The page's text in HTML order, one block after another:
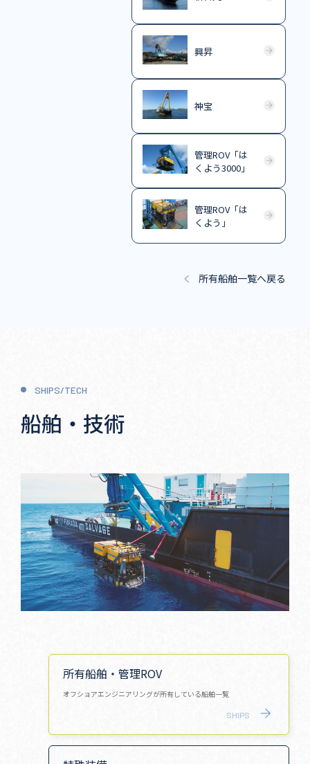
興昇
神宝
管理ROV「は
くよう3000」
管理ROV「は
くよう」
所有船舶一覧へ戻る
SHIPS/TECH
船舶・技術
所有船舶・管理ROV
オフショアエンジニアリングが所有している船舶一覧
SHIPS